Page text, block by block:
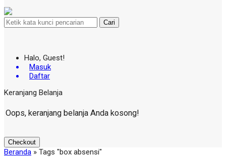
Cari
Halo, Guest!
Masuk
Daftar
Keranjang Belanja
Oops, keranjang belanja Anda kosong!
Checkout
Beranda » Tags "box absensi"